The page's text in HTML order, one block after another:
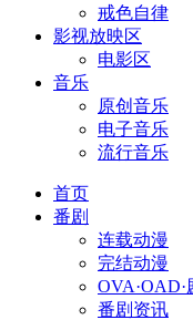
戒色自律
影视放映区
电影区
音乐
原创音乐
电子音乐
流行音乐
首页
番剧
连载动漫
完结动漫
OVA·OAD·
番剧资讯